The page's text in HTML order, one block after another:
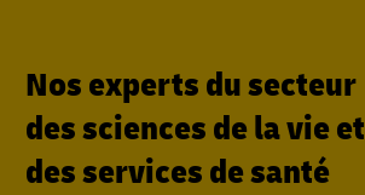
Nos experts du secteur
des sciences de la vie et
des services de santé